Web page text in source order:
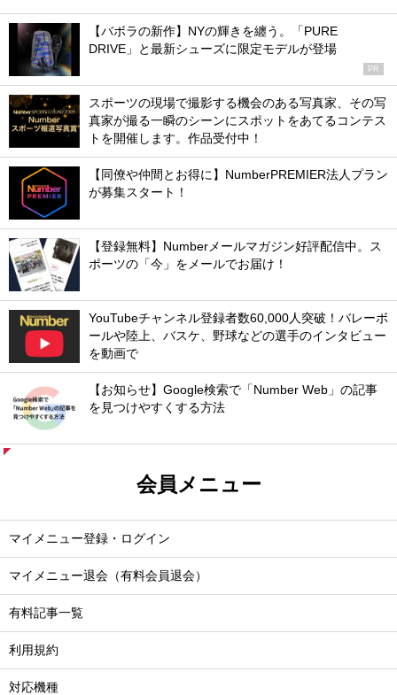
【バボラの新作】NYの輝きを纏う。「PURE
DRIVE」と最新シューズに限定モデルが登場
PR
スポーツの現場で撮影する機会のある写真家、その写
真家が撮る一瞬のシーンにスポットをあてるコンテス
トを開催します。作品受付中！
【同僚や仲間とお得に】NumberPREMIER法人プラン
が募集スタート！
【登録無料】Numberメールマガジン好評配信中。ス
ポーツの「今」をメールでお届け！
YouTubeチャンネル登録者数60,000人突破！バレーボ
ールや陸上、バスケ、野球などの選手のインタビュー
を動画で
【お知らせ】Google検索で「Number Web」の記事
を見つけやすくする方法
会員メニュー
マイメニュー登録・ログイン
マイメニュー退会（有料会員退会）
有料記事一覧
利用規約
対応機種